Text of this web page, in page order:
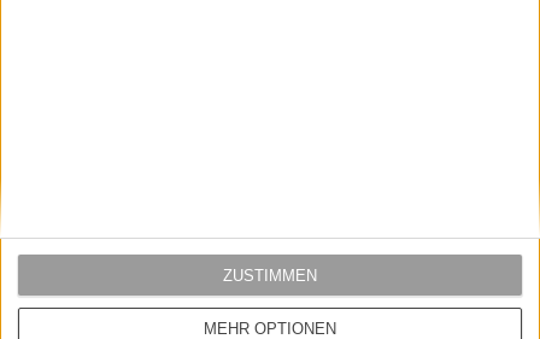
MEHR OPTIONEN
ZUSTIMMEN
Widerrufsbelehrung